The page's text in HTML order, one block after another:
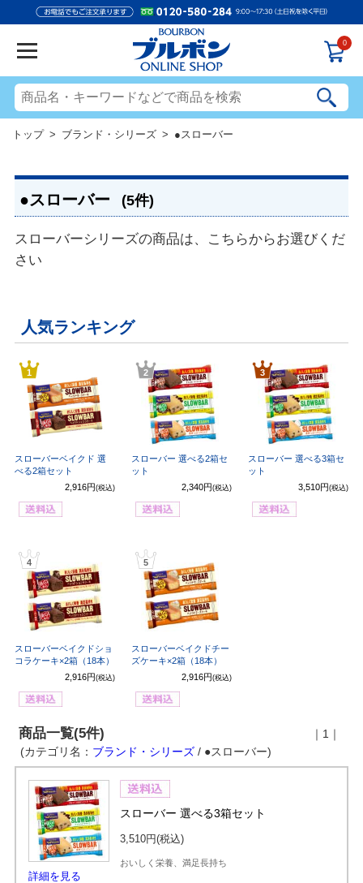
0
トップ> ブランド・シリーズ > ●スローバー
●スローバー (5件)
スローバーシリーズの商品は、こちらからお選びくだ
さい
人気ランキング
1
スローバーベイクド 選
べる2箱セット
2,916円 (税込)
2
スローバー 選べる2箱セ
ット
2,340円 (税込)
3
スローバー 選べる3箱セ
ット
3,510円(税込)
4
スローバーベイクドショ
コラケーキ×2箱（18本）
2,916円 (税込)
5
スローバーベイクドチー
ズケーキ×2箱（18本）
2,916円 (税込)
商品一覧(5件)
｜1｜
(カテゴリ名： ブランド・シリーズ/ ●スローバー)
詳細を見る
スローバー 選べる3箱セット
3,510円(税込)
おいしく栄養、満足長持ち